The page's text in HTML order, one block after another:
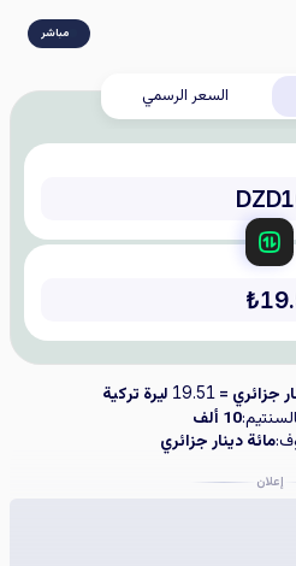
مباشر
السعر الرسمي
جزائري =19.51 ليرة تركية
10 ألف
مائة دينار جزائري
إعلان